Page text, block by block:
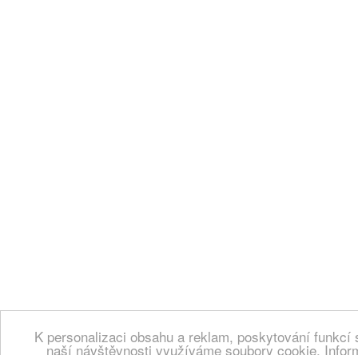
K personalizaci obsahu a reklam, poskytování
naší návštěvnosti využíváme soubory cookie.